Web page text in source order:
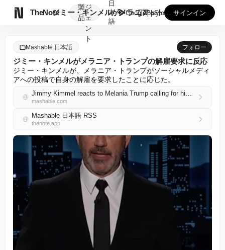
TheNote
製
品
ジ
ェ
ン
ト
ジミー・キンメルがメラニア・トランプの解雇要求に反応
日
本
語
GooglePlay
AppStore サインイン
Mashable 日本語 フォロー
ジミー・キンメルがメラニア・トランプの解雇要求に反応
ジミー・キンメルが、メラニア・トランプがソーシャルメディ
アへの投稿で自身の解雇を要求したことに応じた。
Jimmy Kimmel reacts to Melania Trump calling for him to be fired
mashable.com
Mashable 日本語 RSS
thenote.app